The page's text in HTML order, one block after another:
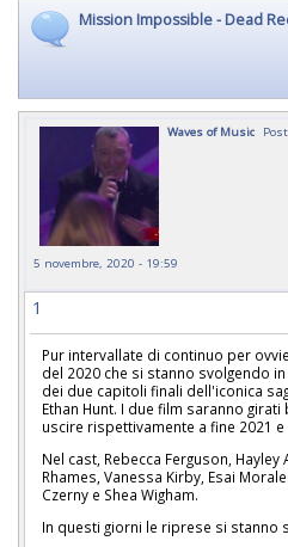
Mission Impossible - Dead
Waves of Music
5 novembre, 2020 - 19:59
1
Pur intervallate di continuo per
del 2020 che si stanno svolgendo
dei due capitoli finali dell'iconica
Ethan Hunt. I due film saranno
uscire rispettivamente a fine 2021 e
Nel cast, Rebecca Ferguson, Hayley
Rhames, Vanessa Kirby, Esai
Czerny e Shea Wigham.
In questi giorni le riprese si stanno